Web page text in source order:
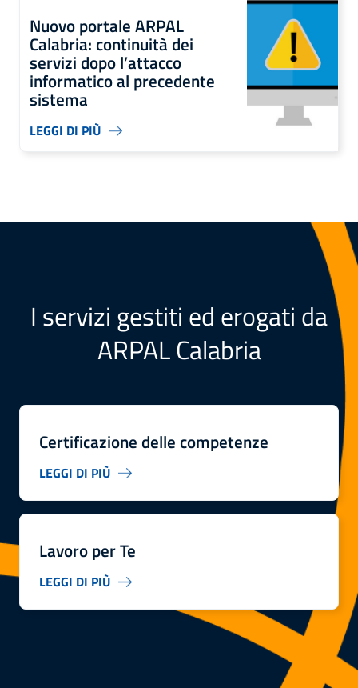
Nuovo portale ARPAL
Calabria: continuità dei
servizi dopo l’attacco
informatico al precedente
sistema
LEGGI DI PIÙ
I servizi gestiti ed erogati da
ARPAL Calabria
Certificazione delle competenze
LEGGI DI PIÙ
Lavoro per Te
LEGGI DI PIÙ